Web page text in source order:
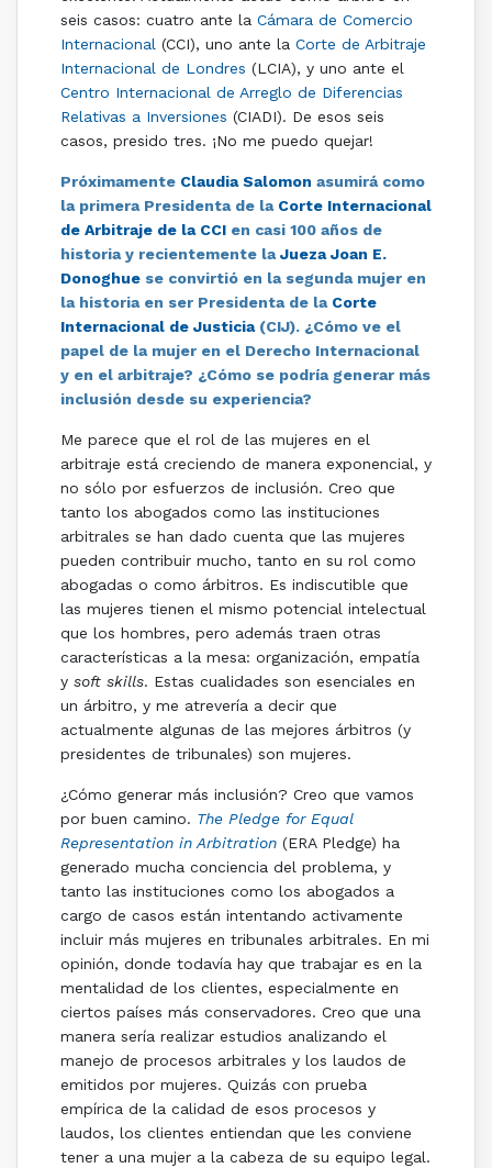
seis casos: cuatro ante la Cámara de Comercio
Internacional(CCI), uno ante la Corte de Arbitraje
Internacional de Londres (LCIA), y uno ante el
Centro Internacional de Arreglo de Diferencias
Relativas a Inversiones (CIADI). De esos seis
casos, presido tres. ¡No me puedo quejar!
Próximamente Claudia Salomon asumirá como
la primera Presidenta de la Corte Internacional
de Arbitraje de la CCIen casi 100 años de
historia y recientemente laJueza Joan E.
Donoghuese convirtió en la segunda mujer en
la historia en ser Presidenta de la Corte
Internacional de Justicia(CIJ). ¿Cómo ve el
papel de la mujer en el Derecho Internacional
y en el arbitraje? ¿Cómo se podría generar más
inclusión desde su experiencia?
Me parece que el rol de las mujeres en el
arbitraje está creciendo de manera exponencial, y
no sólo por esfuerzos de inclusión. Creo que
tanto los abogados como las instituciones
arbitrales se han dado cuenta que las mujeres
pueden contribuir mucho, tanto en su rol como
abogadas o como árbitros. Es indiscutible que
las mujeres tienen el mismo potencial intelectual
que los hombres, pero además traen otras
características a la mesa: organización, empatía
y soft skills. Estas cualidades son esenciales en
un árbitro, y me atrevería a decir que
actualmente algunas de las mejores árbitros (y
presidentes de tribunales) son mujeres.
¿Cómo generar más inclusión? Creo que vamos
por buen camino. The Pledge for Equal
Representation in Arbitration(ERA Pledge) ha
generado mucha conciencia del problema, y
tanto las instituciones como los abogados a
cargo de casos están intentando activamente
incluir más mujeres en tribunales arbitrales. En mi
opinión, donde todavía hay que trabajar es en la
mentalidad de los clientes, especialmente en
ciertos países más conservadores. Creo que una
manera sería realizar estudios analizando el
manejo de procesos arbitrales y los laudos de
emitidos por mujeres. Quizás con prueba
empírica de la calidad de esos procesos y
laudos, los clientes entiendan que les conviene
tener a una mujer a la cabeza de su equipo legal.